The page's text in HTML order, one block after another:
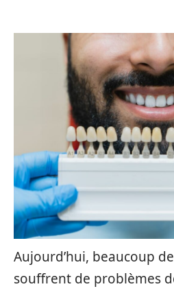
Aujourd’hui, beaucoup
souffrent de problèmes